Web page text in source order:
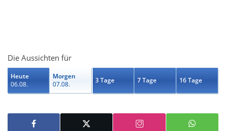
Die Aussichten für
Heute
06.08.
Morgen
07.08.
3 Tage 7 Tage 16 Tage